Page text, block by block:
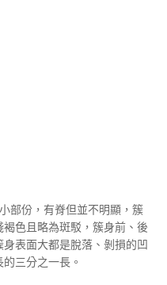
部份，有脊但並不明顯，簇
色且略為斑駁，簇身前、後
表面大都是脫落、剝損的凹
三分之一長。